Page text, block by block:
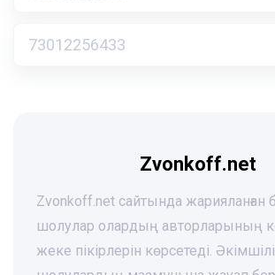
73012256433
Zvonkoff.net
Zvonkoff.net сайтында жарияланған
шолулар олардың авторларының
жеке пікірлерін көрсетеді.